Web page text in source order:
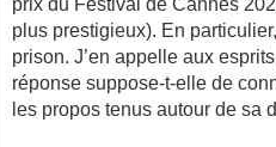
prix du Festival de Cannes
plus prestigieux). En
prison. J’en appelle aux
réponse suppose-t-elle de
les propos tenus autour de sa